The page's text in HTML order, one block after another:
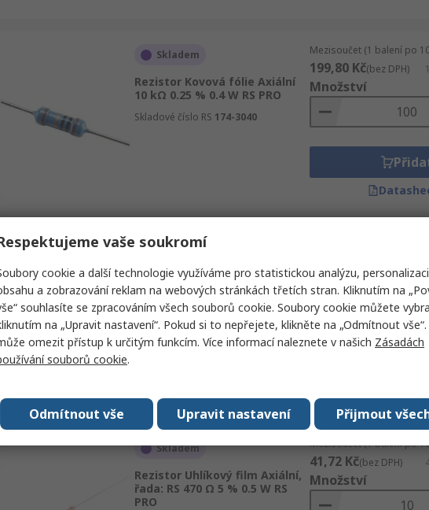
Skladem
Rezistor Kovová fólie Axiální
10 kΩ 0.25 % 0.4 W RS PRO
Skladové číslo RS 174-3040
Mezisoučet (1 balení po
199,80 Kč(bez DPH)
Množství
Skladem
Rezistor Uhlíkový film Axiální,
řada: RS 680 Ω 5 % 0.25 W RS
PRO
Skladové číslo RS707-7656
55,58 Kč
Množství
Skladem
Rezistor Uhlíkový film Axiální,
řada: RS 470 Ω 5 % 0.5 W RS
PRO
Mezisoučet (1 balení po
41,72 Kč(bez DPH)
Množství
vaše soukromí
cookie a další technologie využíváme pro statistickou analýzu, personalizaci
a zobrazování reklam na webových stránkách třetích stran. Kliknutím na
souhlasíte se zpracováním všech souborů cookie. Soubory cookie můžete
na „Upravit nastavení“. Pokud si to nepřejete, klikněte na „Odmítnout vše“.
omezit přístup k určitým funkcím. Více informací naleznete v našich Zásadách
souborů cookie.
Přijmout
Upravit nastavení
Odmítnout vše